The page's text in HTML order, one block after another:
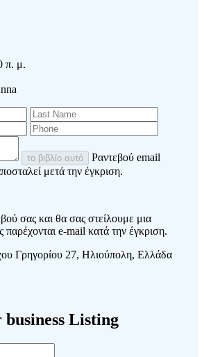
π. μ.
το βιβλίο αυτό
Ραντεβού email
μετά την έγκριση.
σας και θα σας στείλουμε μια
παρέχονται e-mail κατά την έγκριση.
Γρηγορίου 27, Ηλιούπολη, Ελλάδα
Listing